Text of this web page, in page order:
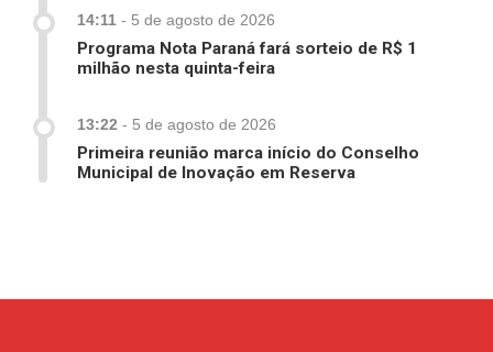
14:11 - 5 de agosto de 2026
Programa Nota Paraná fará sorteio de R$ 1
milhão nesta quinta-feira
13:22 - 5 de agosto de 2026
Primeira reunião marca início do Conselho
Municipal de Inovação em Reserva